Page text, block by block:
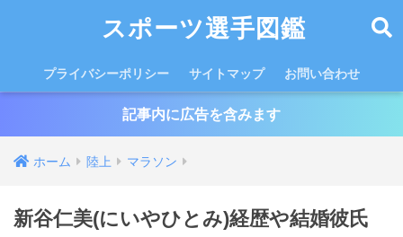
スポーツ選手図鑑
プライバシーポリシー サイトマップ お問い合わせ
記事内に広告を含みます
ホーム 陸上 マラソン
新谷仁美(にいやひとみ)経歴や結婚彼氏